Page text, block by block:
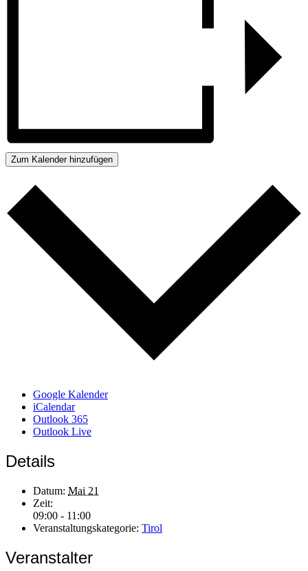
Zum Kalender hinzufügen
Google Kalender
iCalendar
Outlook 365
Outlook Live
Details
Datum: Mai 21
Zeit:
09:00 - 11:00
Veranstaltungskategorie: Tirol
Veranstalter